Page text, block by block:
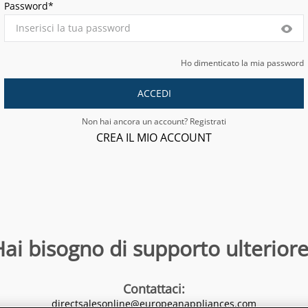
Password*
Ho dimenticato la mia password
ACCEDI
Non hai ancora un account? Registrati
CREA IL MIO ACCOUNT
bisogno di supporto
Contattaci:
directsalesonline@europeanappliances.com